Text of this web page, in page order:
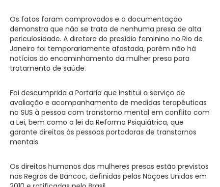
Os fatos foram comprovados e a documentação
demonstra que não se trata de nenhuma presa de alta
periculosidade. A diretora do presídio feminino no Rio de
Janeiro foi temporariamente afastada, porém não há
notícias do encaminhamento da mulher presa para
tratamento de saúde.
Foi descumprida a Portaria que institui o serviço de
avaliação e acompanhamento de medidas terapêuticas
no SUS à pessoa com transtorno mental em conflito com
a Lei, bem como a lei da Reforma Psiquiátrica, que
garante direitos às pessoas portadoras de transtornos
mentais.
Os direitos humanos das mulheres presas estão previstos
nas Regras de Bancoc, definidas pelas Nações Unidas em